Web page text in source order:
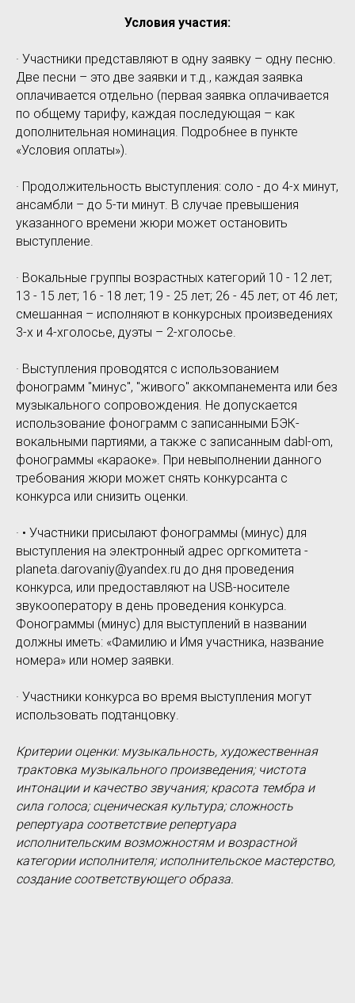
Условия участия:
· Участники представляют в одну заявку – одну песню.
Две песни – это две заявки и т.д., каждая заявка
оплачивается отдельно (первая заявка оплачивается
по общему тарифу, каждая последующая – как
дополнительная номинация. Подробнее в пункте
«Условия оплаты»).
· Продолжительность выступления: соло - до 4-х минут,
ансамбли – до 5-ти минут. В случае превышения
указанного времени жюри может остановить
выступление.
· Вокальные группы возрастных категорий 10 - 12 лет;
13 - 15 лет; 16 - 18 лет; 19 - 25 лет; 26 - 45 лет; от 46 лет;
смешанная – исполняют в конкурсных произведениях
3-х и 4-хголосье, дуэты – 2-хголосье.
· Выступления проводятся с использованием
фонограмм "минус", "живого" аккомпанемента или без
музыкального сопровождения. Не допускается
использование фонограмм с записанными БЭК-
вокальными партиями, а также с записанным dabl-om,
фонограммы «караоке». При невыполнении данного
требования жюри может снять конкурсанта с
конкурса или снизить оценки.
· • Участники присылают фонограммы (минус) для
выступления на электронный адрес оргкомитета -
planeta.darovaniy@yandex.ru до дня проведения
конкурса, или предоставляют на USB-носителе
звукооператору в день проведения конкурса.
Фонограммы (минус) для выступлений в названии
должны иметь: «Фамилию и Имя участника, название
номера» или номер заявки.
· Участники конкурса во время выступления могут
использовать подтанцовку.
Критерии оценки: музыкальность, художественная
трактовка музыкального произведения; чистота
интонации и качество звучания; красота тембра и
сила голоса; сценическая культура; сложность
репертуара соответствие репертуара
исполнительским возможностям и возрастной
категории исполнителя; исполнительское мастерство,
создание соответствующего образа.